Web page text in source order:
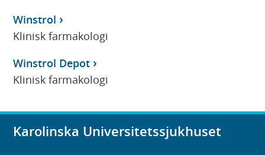
Winstrol
Klinisk farmakologi
Winstrol Depot
Klinisk farmakologi
Karolinska Universitetssjukhuset